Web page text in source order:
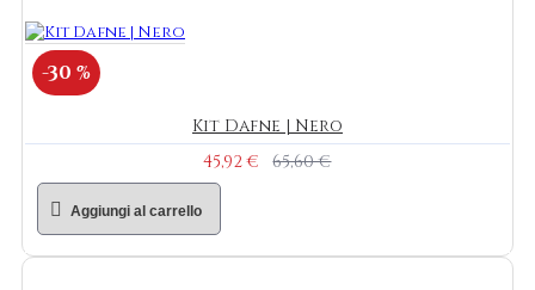
-30 %
Kit Dafne | Nero
45,92 €
65,60 €
Aggiungi al carrello